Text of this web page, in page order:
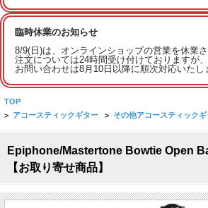
臨時休業のお知らせ
8/9(日)は、オンラインショップの営業を休業さ
注文については24時間受け付けておりますが
お問い合わせは8月10日以降に順次対応いたし
TOP
> アコースティックギター > その他アコースティック
Epiphone/Mastertone Bowtie Open
【お取り寄せ商品】